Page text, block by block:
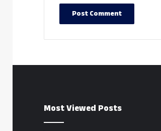
Most Viewed Posts